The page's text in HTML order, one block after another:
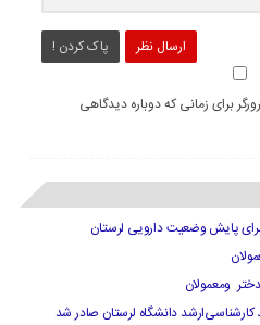
ارسال نظر پاک کردن !
برای زمانی که دوباره دیدگاهی
ومعمولان